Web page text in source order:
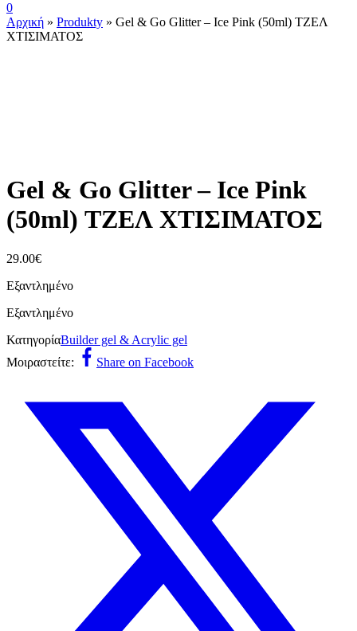
0
Αρχική » Produkty » Gel & Go Glitter – Ice Pink (50ml) ΤΖΕΛ
ΧΤΙΣΙΜΑΤΟΣ
Gel & Go Glitter – Ice Pink
(50ml) ΤΖΕΛ ΧΤΙΣΙΜΑΤΟΣ
29.00€
Εξαντλημένο
Εξαντλημένο
ΚατηγορίαBuilder gel & Acrylic gel
Μοιραστείτε:
Share on Facebook